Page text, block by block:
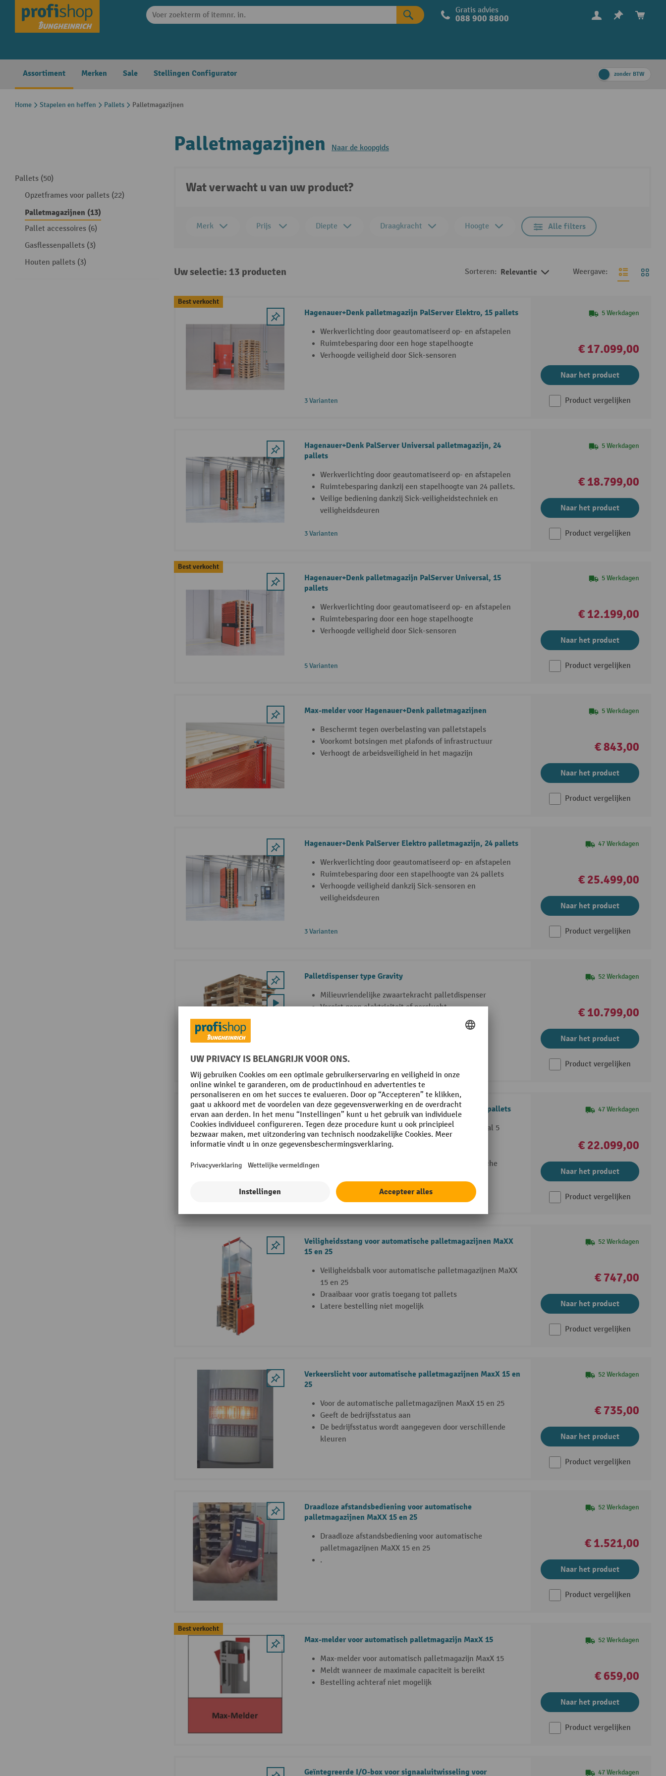
Skip to main navigation Gratis advies
088 900 8800
Assortiment Merken Sale Stellingen Configurator zonder BTW
Home Stapelen en heffen Pallets Palletmagazijnen
Pallets (50)
Opzetframes voor pallets (22)
Palletmagazijnen (13)
Pallet accessoires (6)
Gasflessenpallets (3)
Houten pallets (3)
Palletmagazijnen Naar de koopgids
Wat verwacht u van uw product?
Merk Prijs Diepte Draagkracht Hoogte Alle filters
Uw selectie: 13 producten Sorteren: Relevantie Weergave:
Best verkocht
Hagenauer+Denk palletmagazijn PalServer Elektro, 15 pallets
Werkverlichting door geautomatiseerd op- en afstapelen
Ruimtebesparing door een hoge stapelhoogte
Verhoogde veiligheid door Sick-sensoren
3 Varianten
5 Werkdagen
€ 17.099,00
Naar het product
Product vergelijken
Hagenauer+Denk PalServer Universal palletmagazijn, 24
pallets
Werkverlichting door geautomatiseerd op- en afstapelen
Ruimtebesparing dankzij een stapelhoogte van 24 pallets.
Veilige bediening dankzij Sick-veiligheidstechniek en
veiligheidsdeuren
3 Varianten
5 Werkdagen
€ 18.799,00
Naar het product
Product vergelijken
Best verkocht
Hagenauer+Denk palletmagazijn PalServer Universal, 15
pallets
Werkverlichting door geautomatiseerd op- en afstapelen
Ruimtebesparing door een hoge stapelhoogte
Verhoogde veiligheid door Sick-sensoren
5 Varianten
5 Werkdagen
€ 12.199,00
Naar het product
Product vergelijken
Max-melder voor Hagenauer+Denk palletmagazijnen
Beschermt tegen overbelasting van palletstapels
Voorkomt botsingen met plafonds of infrastructuur
Verhoogt de arbeidsveiligheid in het magazijn
5 Werkdagen
€ 843,00
Naar het product
Product vergelijken
Hagenauer+Denk PalServer Elektro palletmagazijn, 24 pallets
Werkverlichting door geautomatiseerd op- en afstapelen
Ruimtebesparing door een stapelhoogte van 24 pallets
Verhoogde veiligheid dankzij Sick-sensoren en
veiligheidsdeuren
3 Varianten
47 Werkdagen
€ 25.499,00
Naar het product
Product vergelijken
Palletdispenser type Gravity
Milieuvriendelijke zwaartekracht palletdispenser
Vereist geen elektriciteit of perslucht
52 Werkdagen
€ 10.799,00
Naar het product
Product vergelijken
Hagenauer+Denk palletmagazijn PalServer GM 5, 15 pallets
Werkverlichting door blokverwerking van maximaal 5
pallets
Meer veiligheid door Sick-sensoren en automatische
47 Werkdagen
€ 22.099,00
Naar het product
Product vergelijken
Veiligheidsstang voor automatische palletmagazijnen MaXX
15 en 25
Veiligheidsbalk voor automatische palletmagazijnen MaXX
15 en 25
Draaibaar voor gratis toegang tot pallets
Latere bestelling niet mogelijk
52 Werkdagen
€ 747,00
Naar het product
Product vergelijken
Verkeerslicht voor automatische palletmagazijnen MaxX 15 en
25
Voor de automatische palletmagazijnen MaxX 15 en 25
Geeft de bedrijfsstatus aan
De bedrijfsstatus wordt aangegeven door verschillende
kleuren
52 Werkdagen
€ 735,00
Naar het product
Product vergelijken
Draadloze afstandsbediening voor automatische
palletmagazijnen MaXX 15 en 25
Draadloze afstandsbediening voor automatische
palletmagazijnen MaXX 15 en 25
.
52 Werkdagen
€ 1.521,00
Naar het product
Product vergelijken
Best verkocht
Max-melder voor automatisch palletmagazijn MaxX 15
Max-melder voor automatisch palletmagazijn MaxX 15
Meldt wanneer de maximale capaciteit is bereikt
Bestelling achteraf niet mogelijk
52 Werkdagen
€ 659,00
Naar het product
Product vergelijken
Geïntegreerde I/O-box voor signaaluitwisseling voor 47 Werkdagen